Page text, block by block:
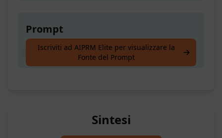
Prompt
Il miglior post coinvolgente su Telegram
Iscriviti ad AIPRM Elite per visualizzare la
Fonte del Prompt
Sintesi